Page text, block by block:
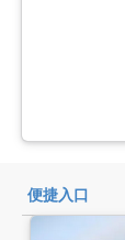
便捷入口